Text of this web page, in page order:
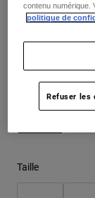
Shirts
See the full kit
Color -Brun
Taille
contenu numérique.
politique de
Refuser les